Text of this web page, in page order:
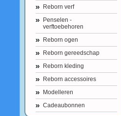
Reborn verf
Penselen -
verftoebehoren
Reborn ogen
Reborn gereedschap
Reborn kleding
Reborn accessoires
Modelleren
Cadeaubonnen